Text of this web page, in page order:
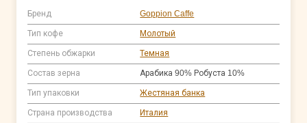
Бренд Goppion Caffe
Тип кофе Молотый
Степень обжарки Темная
Состав зерна Арабика 90% Робуста 10%
Тип упаковки Жестяная банка
Страна производства Италия